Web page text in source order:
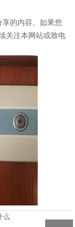
的内容。如果您
关注本网站或致电
么